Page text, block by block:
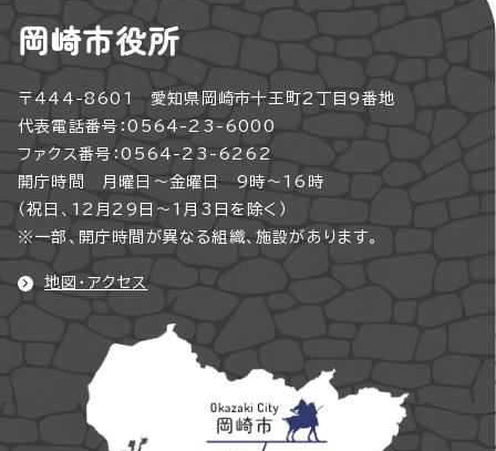
岡崎市役所
〒444-8601 愛知県岡崎市十王町2丁目9番地
代表電話番号：0564-23-6000
ファクス番号：0564-23-6262
開庁時間 月曜日～金曜日 9時～16時
（祝日、12月29日～1月3日を除く）
※一部、開庁時間が異なる組織、施設があります。
地図・アクセス